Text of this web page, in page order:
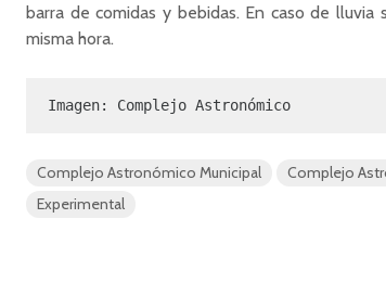
barra de comidas y bebidas. En caso de
misma hora.
Imagen: Complejo Astronómico
Complejo Astronómico Municipal Complejo
Experimental